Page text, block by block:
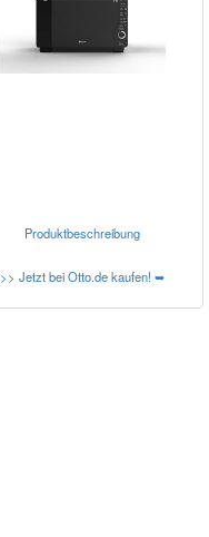
Produktbeschreibung
>> Jetzt bei Otto.de kaufen! ➥